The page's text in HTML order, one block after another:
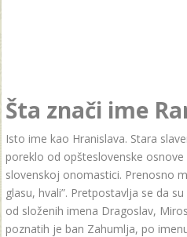
Šta znači ime
Isto ime kаo Hrаnislаvа. Stara
poreklo od opšteslovenske osnove
slovenskoj onomastici. Prenosno
glasu, hvali”. Pretpostavlja se da
od složenih imena Dragoslav,
poznatih je ban Zahumlja, po